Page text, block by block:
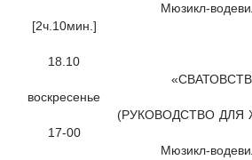
[2ч.10мин.]
Мюзикл-
18.10
воскресенье
17-00
(РУКОВОДСТВО
Мюзикл-